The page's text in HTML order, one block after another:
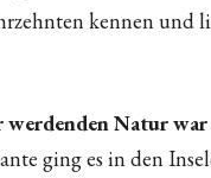
kennen und
Natur
ging es in den